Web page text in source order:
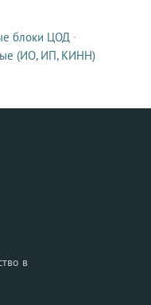
блоки ЦОД ·
(ИО, ИП, КИНН)
в